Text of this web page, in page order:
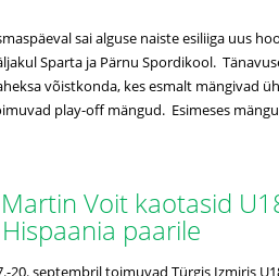
sai alguse naiste esiliiga uus
Sparta ja Pärnu Spordikool.
võistkonda, kes esmalt mängivad
play-off mängud. Esimeses
Martin Voit kaotasid
paarile
20. septembril toimuvad Türgis Izmiris